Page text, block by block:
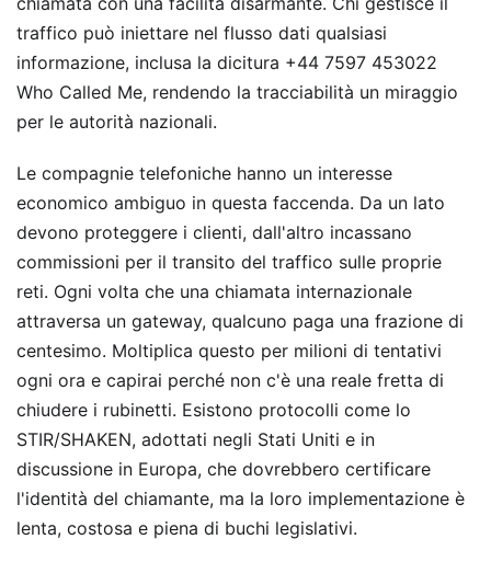
traffico può iniettare nel flusso dati qualsiasi
informazione, inclusa la dicitura +44 7597 453022
Who Called Me, rendendo la tracciabilità un miraggio
per le autorità nazionali.
Le compagnie telefoniche hanno un interesse
economico ambiguo in questa faccenda. Da un lato
devono proteggere i clienti, dall'altro incassano
commissioni per il transito del traffico sulle proprie
reti. Ogni volta che una chiamata internazionale
attraversa un gateway, qualcuno paga una frazione di
centesimo. Moltiplica questo per milioni di tentativi
ogni ora e capirai perché non c'è una reale fretta di
chiudere i rubinetti. Esistono protocolli come lo
STIR/SHAKEN, adottati negli Stati Uniti e in
discussione in Europa, che dovrebbero certificare
l'identità del chiamante, ma la loro implementazione è
lenta, costosa e piena di buchi legislativi.